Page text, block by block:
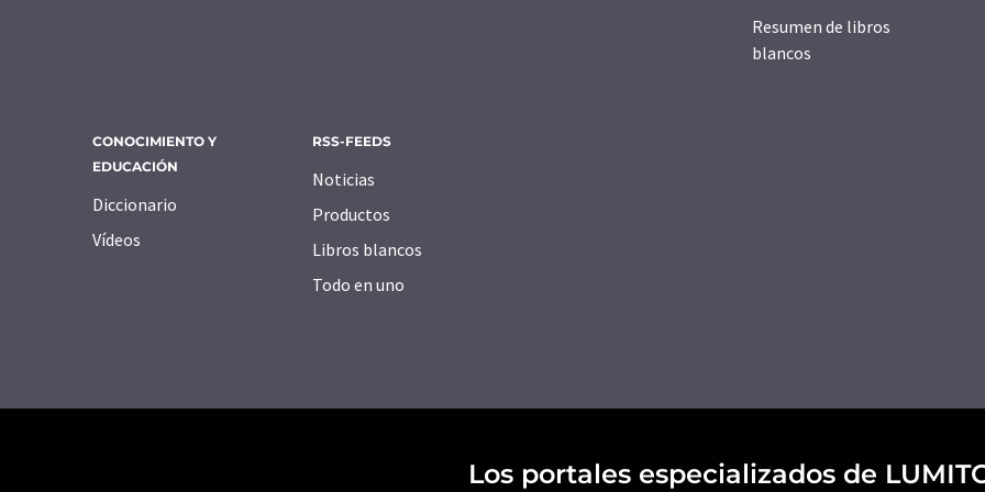
Resumen de libros
blancos
CONOCIMIENTO Y
EDUCACIÓN
Diccionario
Vídeos
RSS-FEEDS
Noticias
Productos
Libros blancos
Todo en uno
Los portales especializados de